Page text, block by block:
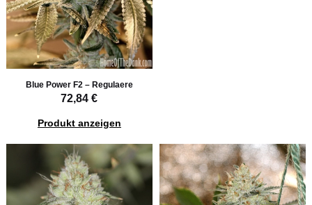
Blue Power F2 – Regulaere
72,84 €
Produkt anzeigen